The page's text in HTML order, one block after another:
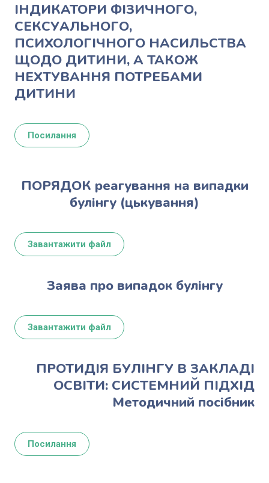
ІНДИКАТОРИ ФІЗИЧНОГО,
СЕКСУАЛЬНОГО,
ПСИХОЛОГІЧНОГО НАСИЛЬСТВА
ЩОДО ДИТИНИ, А ТАКОЖ
НЕХТУВАННЯ ПОТРЕБАМИ
ДИТИНИ
Посилання
ПОРЯДОК реагування на випадки
булінгу (цькування)
Завантажити файл
Заява про випадок булінгу
Завантажити файл
ПРОТИДІЯ БУЛІНГУ В ЗАКЛАДІ
ОСВІТИ: СИСТЕМНИЙ ПІДХІД
Методичний посібник
Посилання